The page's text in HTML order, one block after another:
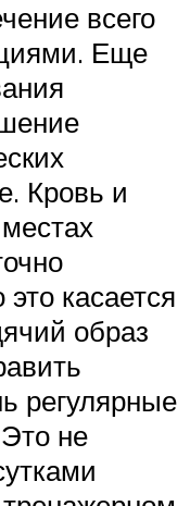
всего
Еще
Кровь и
касается
образ
регулярные
не